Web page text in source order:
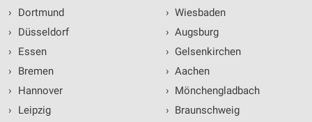
›
Dortmund
›
Düsseldorf
›
Essen
›
Bremen
›
Hannover
›
Leipzig
› Wiesbaden
› Augsburg
› Gelsenkirchen
› Aachen
› Mönchengladbach
› Braunschweig